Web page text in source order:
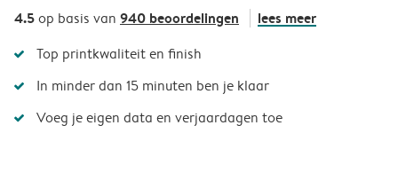
4.5op basis van 940 beoordelingen lees meer
Top printkwaliteit en finish
In minder dan 15 minuten ben je klaar
Voeg je eigen data en verjaardagen toe